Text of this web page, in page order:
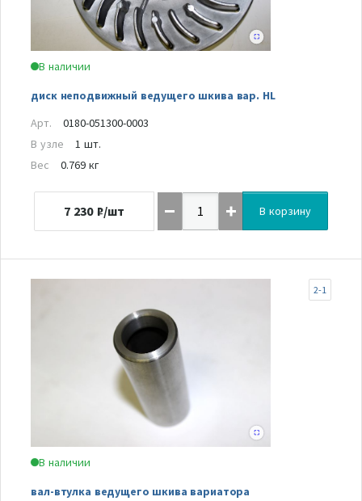
В наличии
диск неподвижный ведущего шкива вар. HL
Арт.
0180-051300-0003
В узле
1 шт.
Вес
0.769 кг
7 230 ₽/шт В корзину
В наличии
вал-втулка ведущего шкива вариатора
2-1